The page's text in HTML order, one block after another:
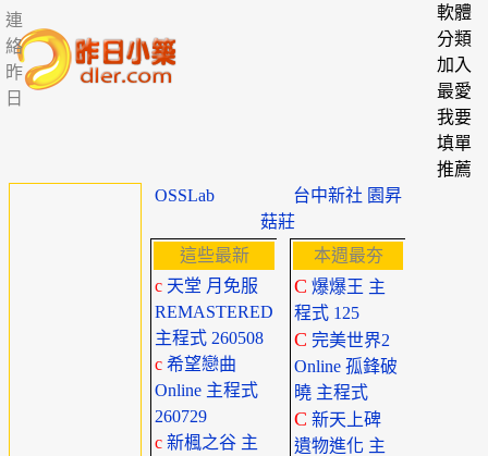
連
絡
昨
日
軟體
分類
加入
最愛
我要
填單
推薦
OSSLab
台中新社 園昇
菇莊
這些最新
c 天堂 月免服
REMASTERED
主程式 260508
c 希望戀曲
Online 主程式
260729
c 新楓之谷 主
本週最夯
C 爆爆王 主
程式 125
C 完美世界2
Online 孤鋒破
曉 主程式
C 新天上碑
遺物進化 主